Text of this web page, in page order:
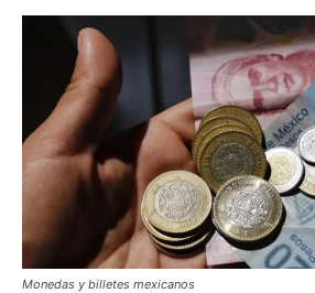
Monedas y billetes mexicanos